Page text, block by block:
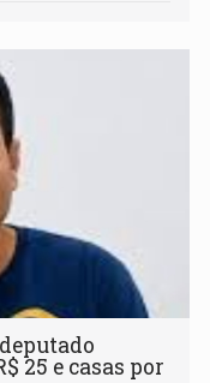
25 e casas por